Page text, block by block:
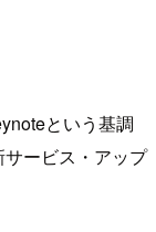
という基調
ービス・アップ